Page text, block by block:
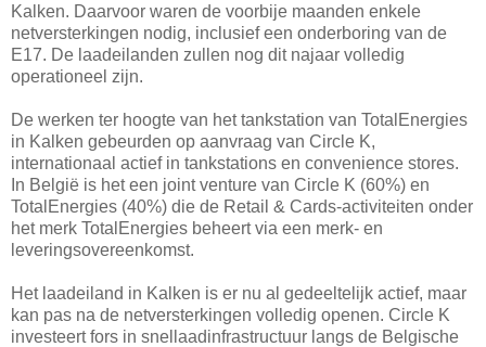
Kalken. Daarvoor waren de voorbije maanden enkele
netversterkingen nodig, inclusief een onderboring van de
E17. De laadeilanden zullen nog dit najaar volledig
operationeel zijn.
De werken ter hoogte van het tankstation van TotalEnergies
in Kalken gebeurden op aanvraag van Circle K,
internationaal actief in tankstations en convenience stores.
In België is het een joint venture van Circle K (60%) en
TotalEnergies (40%) die de Retail & Cards-activiteiten onder
het merk TotalEnergies beheert via een merk- en
leveringsovereenkomst.
Het laadeiland in Kalken is er nu al gedeeltelijk actief, maar
kan pas na de netversterkingen volledig openen. Circle K
investeert fors in snellaadinfrastructuur langs de Belgische